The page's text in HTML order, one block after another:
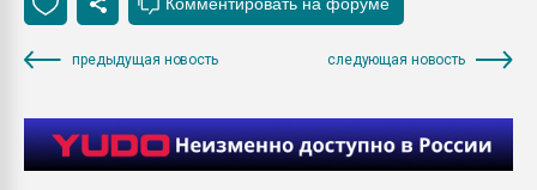
предыдущая новость следующая новость